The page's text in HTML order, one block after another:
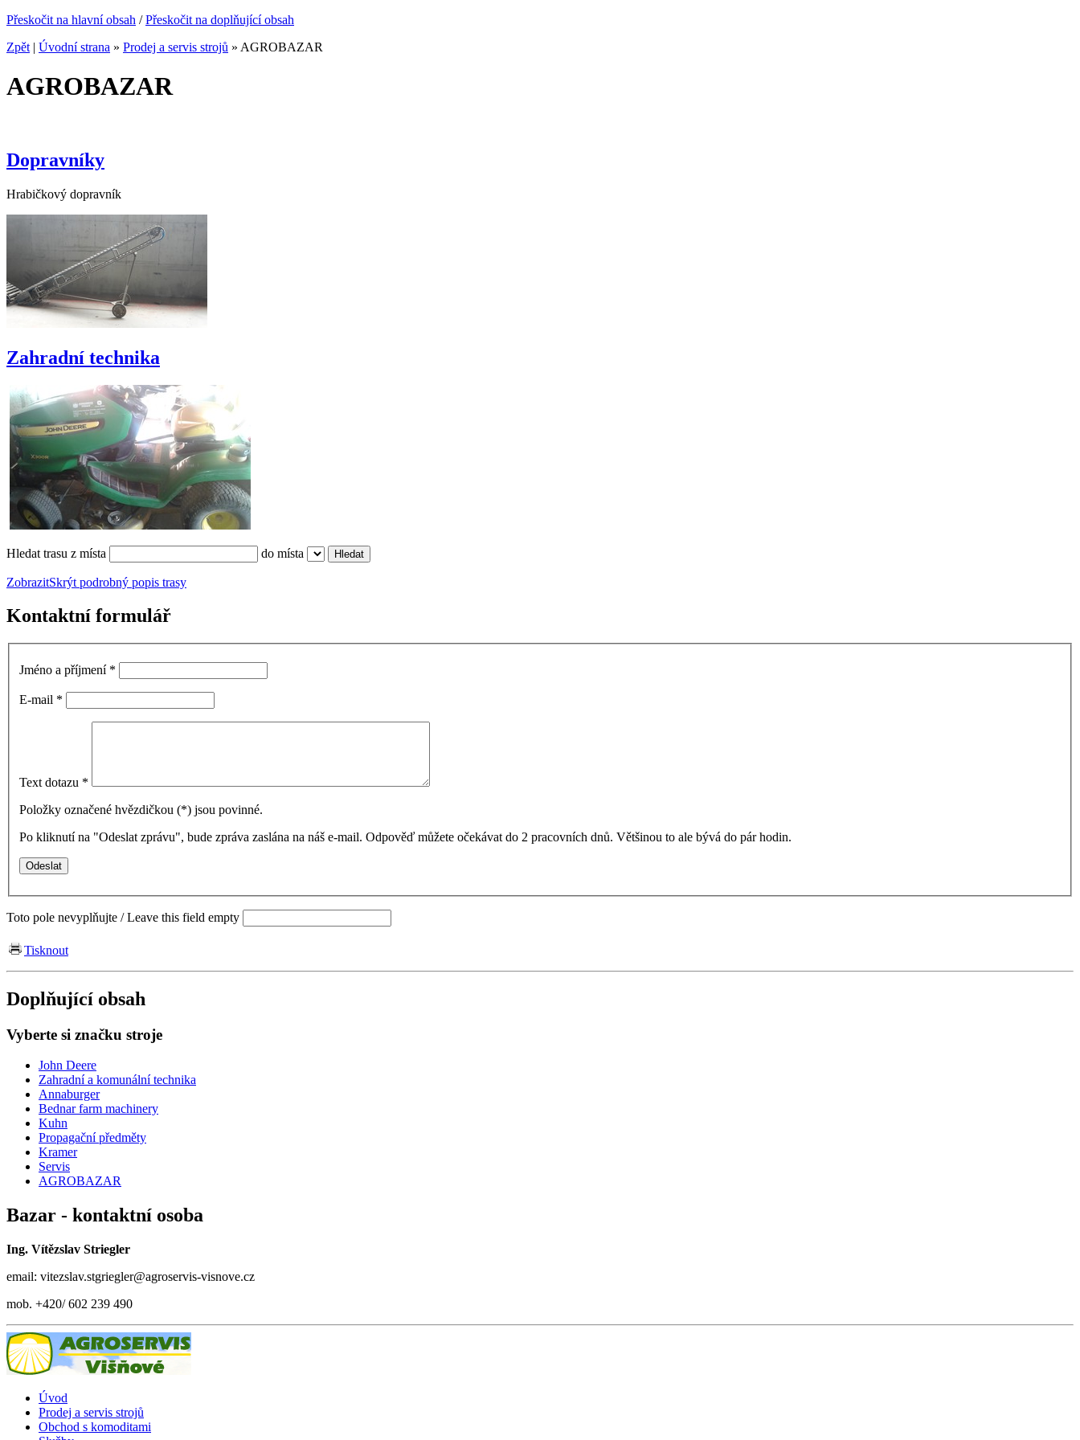
Přeskočit na hlavní obsah /Přeskočit na doplňující obsah
Zpět | Úvodní strana » Prodej a servis strojů » AGROBAZAR
AGROBAZAR
Dopravníky
Hrabičkový dopravník
Zahradní technika
Hledat trasu z místa do místa
ZobrazitSkrýt podrobný popis trasy
Kontaktní formulář
Jméno a příjmení *
E-mail *
Text dotazu *
Položky označené hvězdičkou (*) jsou povinné.
Po kliknutí na "Odeslat zprávu", bude zpráva zaslána na náš e-mail. Odpověď můžete očekávat do 2 pracovních dnů. Většinou to ale bývá do pár hodin.
Toto pole nevyplňujte / Leave this field empty
Tisknout
Doplňující obsah
Vyberte si značku stroje
John Deere
Zahradní a komunální technika
Annaburger
Bednar farm machinery
Kuhn
Propagační předměty
Kramer
Servis
AGROBAZAR
Bazar - kontaktní osoba
Ing. Vítězslav Striegler
email: vitezslav.stgriegler@agroservis-visnove.cz
mob. +420/ 602 239 490
Úvod
Prodej a servis strojů
Obchod s komoditami